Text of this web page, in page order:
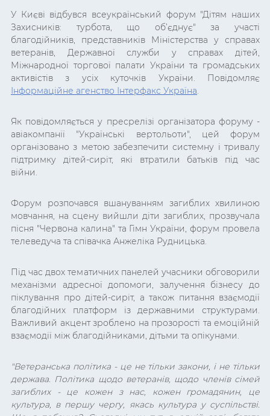
У Києві відбувся всеукраїнський форум "Дітям наших
Захисників: турбота, що об’єднує" за участі
благодійників, представників Міністерства у справах
ветеранів, Державної служби у справах дітей,
Міжнародної торгової палати України та громадських
активістів з усіх куточків України. Повідомляє
Інформаційне агенство Інтерфакс Україна.
Як повідомляється у пресрелізі організатора форуму -
авіакомпанії "Українські вертольоти", цей форум
організовано з метою забезпечити системну і тривалу
підтримку дітей-сиріт, які втратили батьків під час
війни.
Форум розпочався вшануванням загиблих хвилиною
мовчання, на сцену вийшли діти загиблих, прозвучала
пісня "Червона калина" та Гімн України, форум провела
телеведуча та співачка Анжеліка Рудницька.
Під час двох тематичних панелей учасники обговорили
механізми адресної допомоги, залучення бізнесу до
піклування про дітей-сиріт, а також питання взаємодії
благодійних платформ із державними структурами.
Важливий акцент зроблено на прозорості та емоційній
взаємодії між благодійниками, дітьми та опікунами.
"Ветеранська політика - це не тільки закони, і не тільки
держава. Політика щодо ветеранів, щодо членів сімей
загиблих - це кожен з нас, кожен громадянин, це
культура, в першу чергу, якась культура у суспільстві.